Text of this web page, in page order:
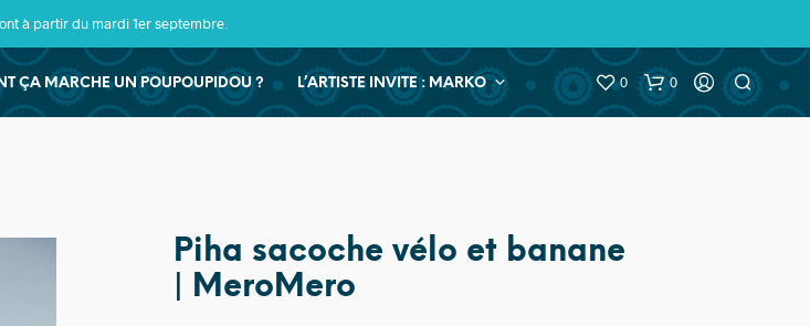
à partir du mardi 1er septembre.
ÇA MARCHE UN POUPOUPIDOU ? L’ARTISTE INVITE : MARKO 0 0
Piha sacoche vélo et banane
| MeroMero